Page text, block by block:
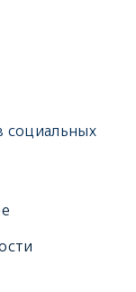
социальных